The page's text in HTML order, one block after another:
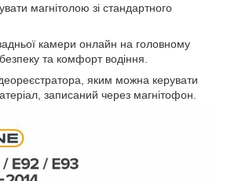
магнітолою зі стандартного
камери онлайн на головному
та комфорт водіння.
яким можна керувати
записаний через магнітофон.